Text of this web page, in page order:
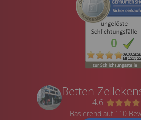
Betten
4.6
Basierend auf 110